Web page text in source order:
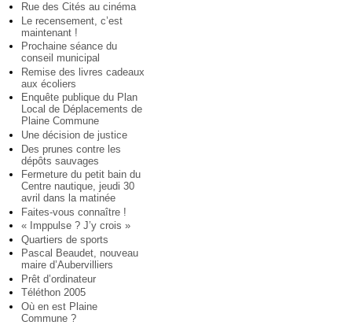
Rue des Cités au cinéma
Le recensement, c’est
maintenant !
Prochaine séance du
conseil municipal
Remise des livres cadeaux
aux écoliers
Enquête publique du Plan
Local de Déplacements de
Plaine Commune
Une décision de justice
Des prunes contre les
dépôts sauvages
Fermeture du petit bain du
Centre nautique, jeudi 30
avril dans la matinée
Faites-vous connaître !
« Imppulse ? J’y crois »
Quartiers de sports
Pascal Beaudet, nouveau
maire d’Aubervilliers
Prêt d’ordinateur
Téléthon 2005
Où en est Plaine
Commune ?